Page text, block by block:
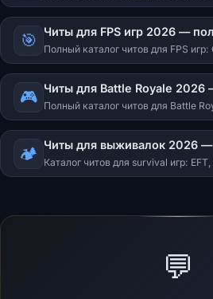
баны, методы обнаружения и
🎯 Читы для FPS игр 2026 —
Полный каталог читов для FPS
R6S, Delta Force, THE FINALS и
🎮 Читы для Battle Royale 2026
Полный каталог читов для Battle
Legends, Warzone, Free Fire.
🏕️ Читы для выживалок 2026 —
Каталог читов для survival игр:
Gray Zone Warfare и другие.
💬